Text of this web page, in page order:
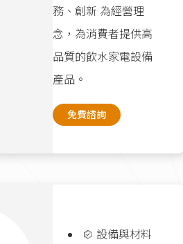
務、創新 為經營理
念，為消費者提供高
品質的飲水家電設備
產品。
免費諮詢
設備與材料